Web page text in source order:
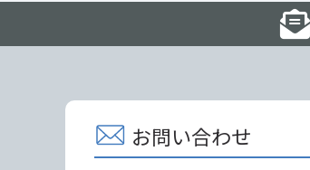
お問い合わせ